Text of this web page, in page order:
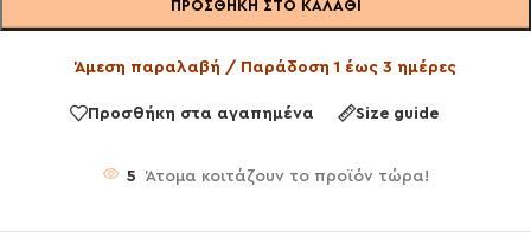
ΠΡΟΣΘΉΚΗ ΣΤΟ ΚΑΛΆΘΙ
Άμεση παραλαβή / Παράδοση 1 έως 3 ημέρες
Προσθήκη στα αγαπημένα Size guide
5 Άτομα κοιτάζουν το προϊόν τώρα!